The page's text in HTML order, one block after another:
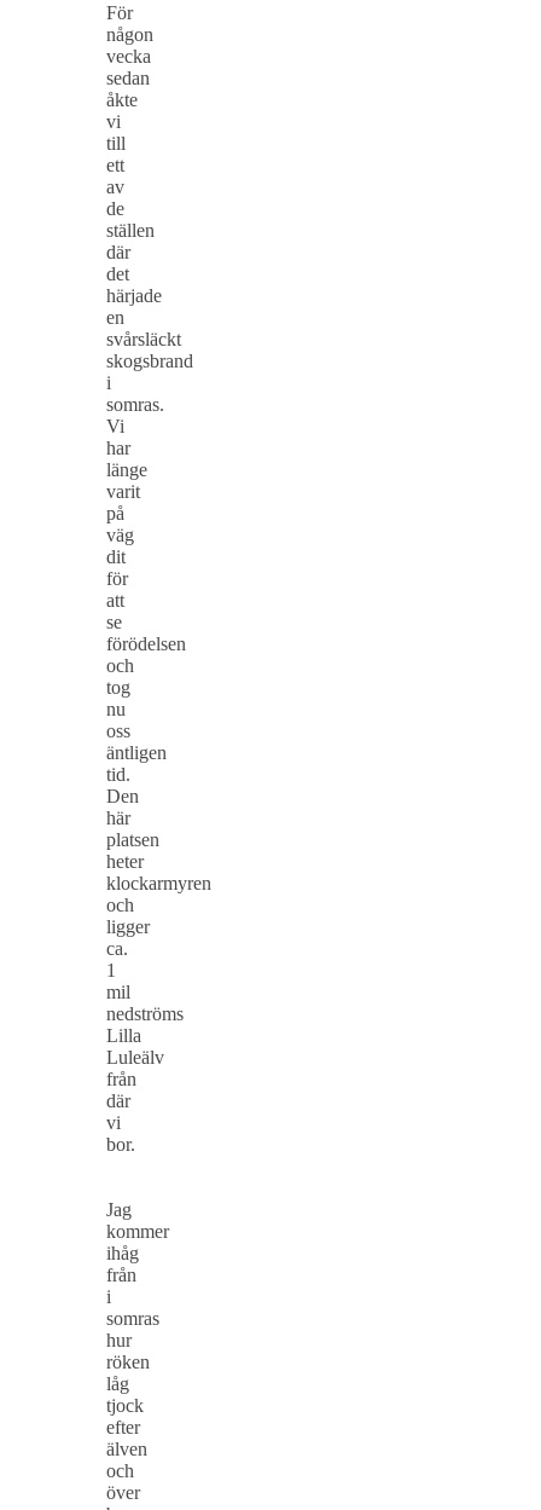
För
någon
vecka
sedan
åkte
vi
till
ett
av
de
ställen
där
det
härjade
en
svårsläckt
skogsbrand
i
somras.
Vi
har
länge
varit
på
väg
dit
för
att
se
förödelsen
och
tog
nu
oss
äntligen
tid.
Den
här
platsen
heter
klockarmyren
och
ligger
ca.
1
mil
nedströms
Lilla
Luleälv
från
där
vi
bor.
Jag
kommer
ihåg
från
i
somras
hur
röken
låg
tjock
efter
älven
och
över